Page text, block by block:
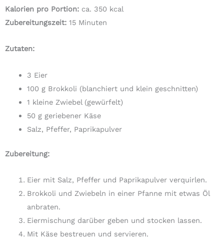
Kalorien pro Portion: ca. 350 kcal
Zubereitungszeit: 15 Minuten
Zutaten:
3 Eier
100 g Brokkoli (blanchiert und klein geschnitten)
1 kleine Zwiebel (gewürfelt)
50 g geriebener Käse
Salz, Pfeffer, Paprikapulver
Zubereitung:
Eier mit Salz, Pfeffer und Paprikapulver verquirlen.
Brokkoli und Zwiebeln in einer Pfanne mit etwas Öl
anbraten.
Eiermischung darüber geben und stocken lassen.
Mit Käse bestreuen und servieren.